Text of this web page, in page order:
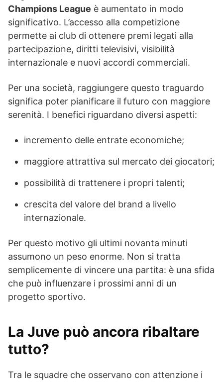
Champions League è aumentato in modo
significativo. L’accesso alla competizione
permette ai club di ottenere premi legati alla
partecipazione, diritti televisivi, visibilità
internazionale e nuovi accordi commerciali.
Per una società, raggiungere questo traguardo
significa poter pianificare il futuro con maggiore
serenità. I benefici riguardano diversi aspetti:
incremento delle entrate economiche;
maggiore attrattiva sul mercato dei giocatori;
possibilità di trattenere i propri talenti;
crescita del valore del brand a livello
internazionale.
Per questo motivo gli ultimi novanta minuti
assumono un peso enorme. Non si tratta
semplicemente di vincere una partita: è una sfida
che può influenzare i prossimi anni di un
progetto sportivo.
La Juve può ancora ribaltare
tutto?
Tra le squadre che osservano con attenzione i